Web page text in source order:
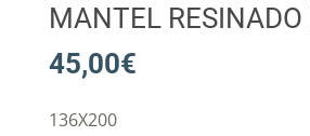
MANTEL
45,00€
136X200